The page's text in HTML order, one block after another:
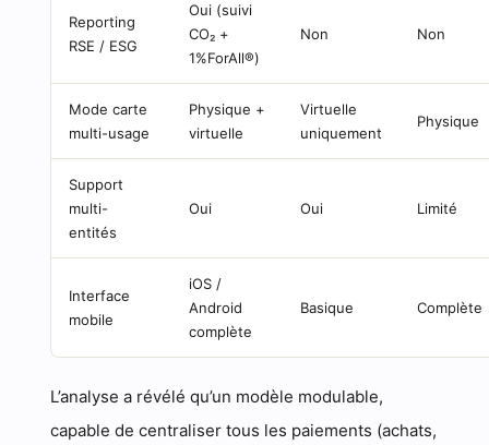
Reporting
RSE / ESG
Oui (suivi
CO₂ +
1%ForAll®)
Non Non
Mode carte
multi-usage
Physique +
virtuelle
Virtuelle
uniquement
Physique
Support
multi-
entités
Oui Oui Limité
Interface
mobile
iOS /
Android
complète
Basique Complète
L’analyse a révélé qu’un modèle modulable,
capable de centraliser tous les paiements (achats,